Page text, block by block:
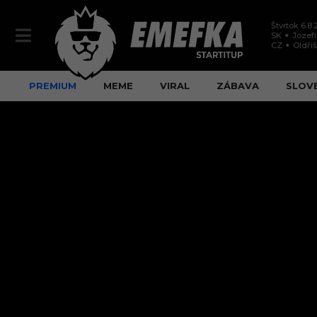
Štvrtok
SK
CZ
PREMIUM MEME VIRAL ZÁBAVA